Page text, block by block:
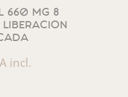
660 MG 8
incl.